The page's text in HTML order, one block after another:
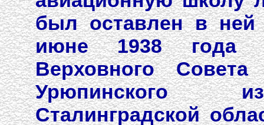
был оставлен в ней
июне 1938 года
Верховного
Урюпинского
Сталинградской